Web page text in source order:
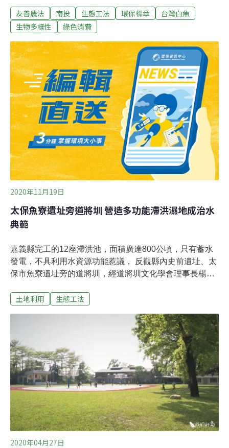
治，施工前後評估魚隻移置與放流。水土保持局南投分局
指出，埔里鎮一新社區內的樟湖坑、台牛坑、煙寮坑等3
合作推環保標章，連居民與農友也加入，採取有機或友善
農業以降低環境污染。水保局南投分局表示，將著手台牛
坑溪后湖橋上游野溪整治，修繕避難池，另針對淺山生態
物種調查及水質監測等。因台灣白魚棲地環境營造事關生
態，水保局也與特生中心、清華大學、暨南國際大學通識
教育中心等專家學者、居民研商，整治工程會多採用自然
資材，以多孔隙、緩坡化的生態工法營造深潭、淺瀨、高
灘區等多樣性環境，減少未來土砂下移。
友善農法 南投 生態工法 環保標章
台灣白魚
生物多樣性
綠色消費
2020年11月19日
太保魚寮遺址旁道將圳 營造多功能滯洪濕地成治水
典範
嘉義縣完工的12座滯洪池，面積廣達800公頃，只有蓄水
發電，不具利用水資源功能惹議， 反觀縣內史前遺址、太
保市魚寮遺址旁的道將圳，經道將圳文化學會理事長楊清
費，公私協力營造水環境，讓遇雨即淹孤島，蛻變成兼具
國立台灣交響樂團首次舉辦露天音樂會。道將圳是清朝最
早開鑿大型水利工程，至今逾300年，是早期嘉義平原主
要灌溉渠道，流經嘉縣市，往南流入八掌溪，往西流入太
保新埤大排。為重現昔日道將圳水文，楊清樑用生態工法
緩坡、造林養水，營造水環境；並說服台糖造林，按古圳
水文挖水道，岸邊栽種落羽松、烏臼，樹大成林，營造詩
情畫意幽境及水資源生態保護區，成為治水典範。
土地利用 生態工法
2020年04月27日